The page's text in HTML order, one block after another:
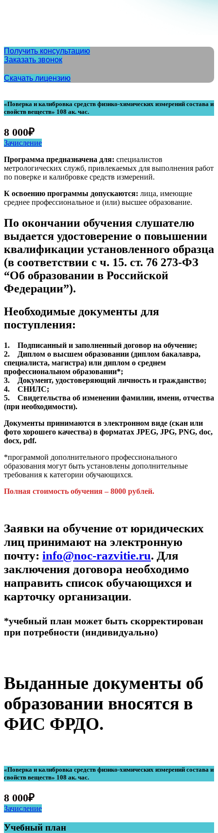
Получить консультацию
Заказать звонок
Скачать лицензию
«Поверка и калибровка средств физико-химических измерений состава и
свойств веществ» 108 ак. час.
8 000₽
Зачисление
Программа предназначена для: специалистов
метрологических служб, привлекаемых для выполнения работ
по поверке и калибровке средств измерений.
К освоению программы допускаются: лица, имеющие
среднее профессиональное и (или) высшее образование.
По окончании обучения слушателю
выдается удостоверение о повышении
квалификации установленного образца
(в соответствии с ч. 15. ст. 76 273-ФЗ
“Об образовании в Российской
Федерации”).
Необходимые документы для
поступления:
1. Подписанный и заполненный договор на обучение;
2. Диплом о высшем образовании (диплом бакалавра,
специалиста, магистра) или диплом о среднем
профессиональном образовании*;
3. Документ, удостоверяющий личность и гражданство;
4. СНИЛС;
5. Свидетельства об изменении фамилии, имени, отчества
(при необходимости).
Документы принимаются в электронном виде (скан или
фото хорошего качества) в форматах JPEG, JPG, PNG, doc,
docx, pdf.
*программой дополнительного профессионального
образования могут быть установлены дополнительные
требования к категории обучающихся.
Полная стоимость обучения – 8000 рублей.
Заявки на обучение от юридических
лиц принимают на электронную
почту: info@noc-razvitie.ru. Для
заключения договора необходимо
направить список обучающихся и
карточку организации.
*учебный план может быть скорректирован
при потребности (индивидуально)
Выданные документы об
образовании вносятся в
ФИС ФРДО.
«Поверка и калибровка средств физико-химических измерений состава и
свойств веществ» 108 ак. час.
8 000₽
Зачисление
Учебный план